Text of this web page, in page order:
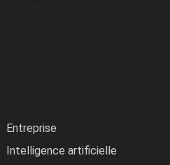
Entreprise
Intelligence artificielle